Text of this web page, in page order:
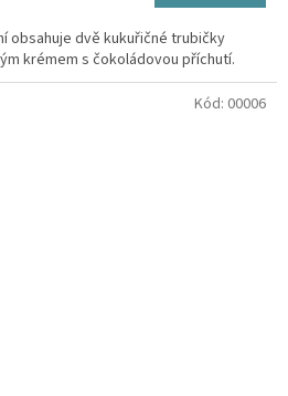
obsahuje dvě kukuřičné trubičky
krémem s čokoládovou příchutí.
Kód: 00006